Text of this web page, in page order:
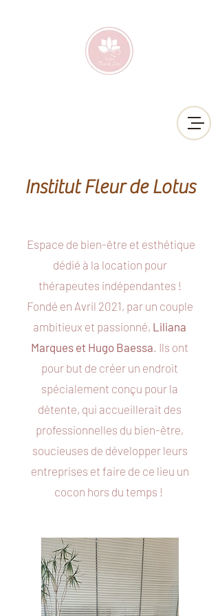
Institut Fleur de Lotus
Espace de bien-être et esthétique
dédié à la location pour
thérapeutes indépendantes !
Fondé en Avril 2021, par un couple
ambitieux et passionné, Liliana
Marques et Hugo Baessa. Ils ont
pour but de créer un endroit
spécialement conçu pour la
détente, qui accueillerait des
professionnelles du bien-être,
soucieuses de développer leurs
entreprises et faire de ce lieu un
cocon hors du temps !